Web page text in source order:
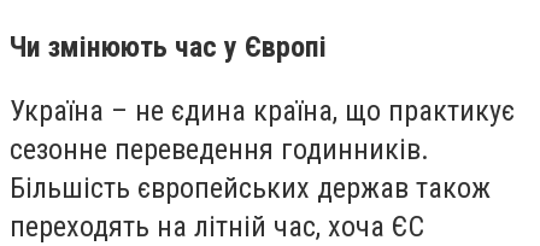
Чи змінюють час у Європі
Україна – не єдина країна, що практикує
сезонне переведення годинників.
Більшість європейських держав також
переходять на літній час, хоча ЄС